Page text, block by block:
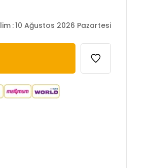
:10 Ağustos 2026 Pazartesi